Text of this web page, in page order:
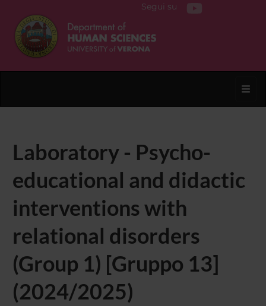
Segui su
Laboratory - Psycho-
educational and didactic
interventions with
relational disorders
(Group 1) [Gruppo 13]
(2024/2025)